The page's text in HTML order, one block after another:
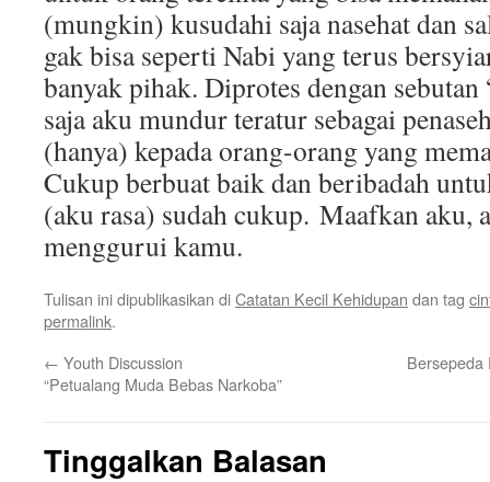
(mungkin) kusudahi saja nasehat dan
gak bisa seperti Nabi yang terus
banyak pihak. Diprotes dengan
saja aku mundur teratur sebagai
(hanya) kepada orang-orang yang
Cukup berbuat baik dan beribadah
(aku rasa) sudah cukup. Maafkan aku,
menggurui kamu.
Tulisan ini dipublikasikan diCatatan Kecil Kehidupan dan tag
permalink.
← Youth Discussion
“Petualang Muda Bebas Narkoba”
Bersepeda
Tinggalkan Balasan